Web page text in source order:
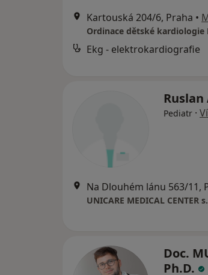
Kartouská 204/6, Praha •
Ordinace dětské kardiologie
Ekg - elektrokardiografie
Pediatr ·
Na Dlouhém lánu 563/11,
UNICARE MEDICAL CENTER
Doc.
Ph.D.